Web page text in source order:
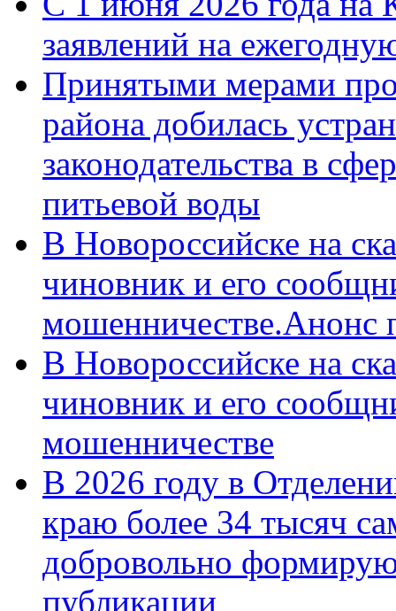
заявлений на
Принятыми мерами
района добилась
законодательства в
питьевой воды
В Новороссийске на
чиновник и его
мошенничестве.Анонс
В Новороссийске на
чиновник и его
мошенничестве
В 2026 году в
краю более 34 тысяч
добровольно
публикации